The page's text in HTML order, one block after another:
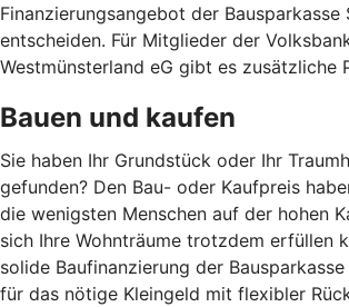
Finanzierungsangebot der Bausparkasse
entscheiden. Für Mitglieder der
Westmünsterland eG gibt es zusätzliche
Bauen und kaufen
Sie haben Ihr Grundstück oder Ihr
gefunden? Den Bau- oder Kaufpreis
die wenigsten Menschen auf der hohen
sich Ihre Wohnträume trotzdem erfüllen
solide Baufinanzierung der
für das nötige Kleingeld mit flexibler